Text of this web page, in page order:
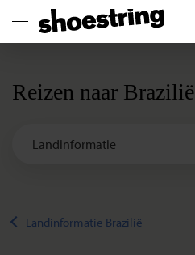
Reizen naar Brazilië
Landinformatie Brazilië